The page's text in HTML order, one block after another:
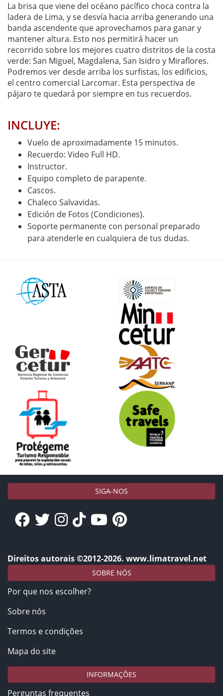
La brisa que viene del océano pacífico choca contra la
ladera de Lima, y se desvía hacia arriba generando una
banda ascendente que aprovechamos para ganar y
mantener altura. Esto nos permitirá hacer un
recorrido sobre los mejores cuatro distritos de la costa
verde: San Miguel, Magdalena, San Isidro y Miraflores.
Podremos ver desde arriba los surfistas, los edificios,
el centro comercial Larcomar. Esta perspectiva de
pájaro te quedará por siempre en tus recuerdos.
INCLUYE:
Vuelo de aproximadamente 15 minutos.
Recuerdo: Video Full HD.
Instructor.
Equipo completo de parapente.
Cascos.
Chaleco Salvavidas.
Edición de Fotos (Condiciones).
Soporte permanente con personal preparado
para atenderle en cualquiera de tus dudas.
SIGA-NOS
Direitos autorais ©2012-2026. www.limatravel.net
SOBRE NÓS
Por que nos escolher?
Sobre nós
Termos e condições
Mapa do site
INFORMAÇÕES
Perguntas frequentes